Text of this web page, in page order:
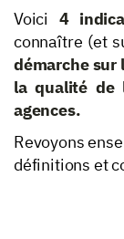
Voici 4
connaître (et
démarche sur
la qualité de
agences.
Revoyons
définitions et